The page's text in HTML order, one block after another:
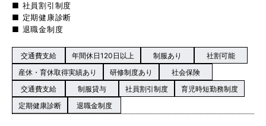
■ 社員割引制度
■ 定期健康診断
■ 退職金制度
交通費支給 年間休日120日以上 制服あり
社割可能
産休・育休取得実績あり
研修制度あり
社会保険
交通費支給
制服貸与 社員割引制度
育児時短勤務制度
定期健康診断
退職金制度